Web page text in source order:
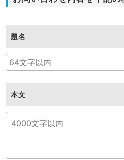
題名
本文